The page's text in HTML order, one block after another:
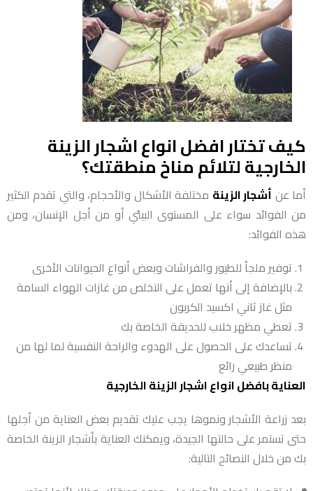
كيف تختار افضل انواع اشجار الزينة
الخارجية لتلائم مناخ منطقتك؟
أما عن أشجار الزينة مختلفة الأشكال والأحجام، والتي تقدم الكثير
من الفوائد سواء على المستوى البيئي أو من أجل الإنسان، ومن
هذه الفوائد:
توفير ملجأ للطيور والفراشات وبعض أنواع الحيوانات الأخرى
بالإضافة إلى أنها تعمل على التخلص من غازات الهواء السامة
مثل غاز ثاني اكسيد الكربون
تعطي مظهر خلاب للحديقة الخاصة بك
تساعدك على الحصول على الهدوء والراحة النفسية لما لها من
منظر طبيعي رائع
العناية بافضل انواع اشجار الزينة الخارجية
بعد زراعة الأشجار ونموها يجب عليك تقديم بعض العناية من أجلها
حتى تستمر على حالتها الجيدة، ويمكنك العناية بأشجار الزينة الخاصة
بك من خلال النصائح التالية: